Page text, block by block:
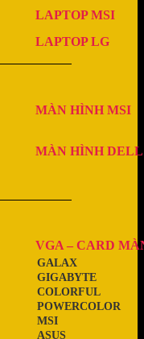
LAPTOP MSI
LAPTOP LG
MÀN HÌNH MSI
MÀN HÌNH DELL
VGA – CARD
ASUS
MSI
POWERCOLOR
COLORFUL
GIGABYTE
GALAX